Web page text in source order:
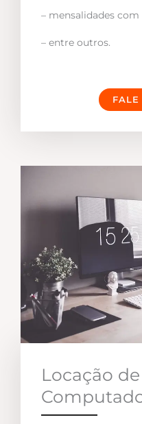
– mensalidades com
– entre outros.
FALE
Locação de